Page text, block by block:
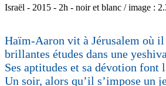
Israël - 2015 - 2h - noir et blanc / image :
Haïm-Aaron vit à Jérusalem où
brillantes études dans une
Ses aptitudes et sa dévotion font
Un soir, alors qu’il s’impose un